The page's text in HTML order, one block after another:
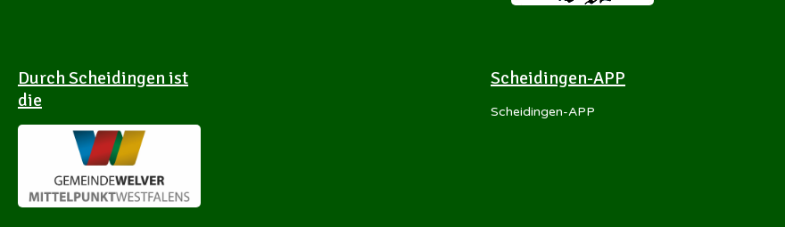
Durch Scheidingen ist
die
Scheidingen-APP
Scheidingen-APP